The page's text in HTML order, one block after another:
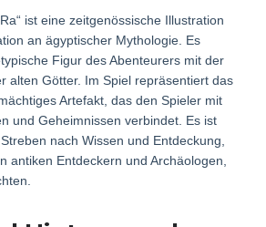
ist eine zeitgenössische Illustration
an ägyptischer Mythologie. Es
Figur des Abenteurers mit der
alten Götter. Im Spiel repräsentiert das
Artefakt, das den Spieler mit
und Geheimnissen verbindet. Es ist
nach Wissen und Entdeckung,
antiken Entdeckern und Archäologen,